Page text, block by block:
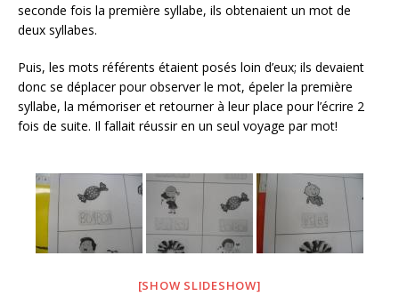
seconde fois la première syllabe, ils obtenaient un mot de
deux syllabes.
Puis, les mots référents étaient posés loin d’eux; ils devaient
donc se déplacer pour observer le mot, épeler la première
syllabe, la mémoriser et retourner à leur place pour l’écrire 2
fois de suite. Il fallait réussir en un seul voyage par mot!
[SHOW SLIDESHOW]